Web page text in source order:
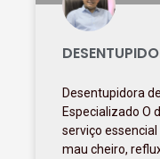
Desentupidora
Especializado O
serviço
mau cheiro,